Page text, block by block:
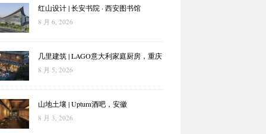
红山设计 | 长安书院 · 西安图书馆
8 月 6, 2026
几里建筑 | LAGO意大利家庭厨房，重庆
8 月 5, 2026
山地土壤 | Upturn酒吧，安徽
8 月 3, 2026